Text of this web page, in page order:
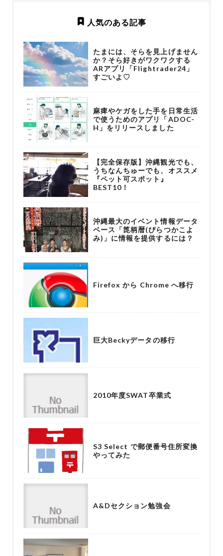
人気のある記事
たまには、そらを見上げません
か？そら好きがワクワクする
ARアプリ「Flightrader24」
すごいよ♡
麻痺やケガをした手を日常生活
で使うためのアプリ「ADOC-
H」をリリースしました
【完全保存版】沖縄観光でも、
うちなんちゅーでも、オススメ
『ペット可スポット』
BEST10！
沖縄最大のイベント情報データ
ベース「箆柄暦(ぴらつかこよ
み)」に情報を提供するには？
Firefox から Chrome へ移行
巨大Beckyデータの移行
2010年度SWAT卒業式
S3 Select で郵便番号住所変換
やってみた
A&Dセクション勉強会